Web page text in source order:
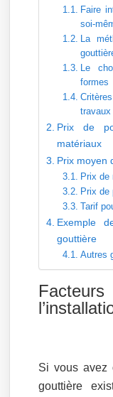
Faire
soi-
La
Le
formes
travaux
Prix de
matériaux
Prix moyen
Prix de
Prix de
Tarif
Exemple
gouttière
Autres
Si vous avez
gouttière